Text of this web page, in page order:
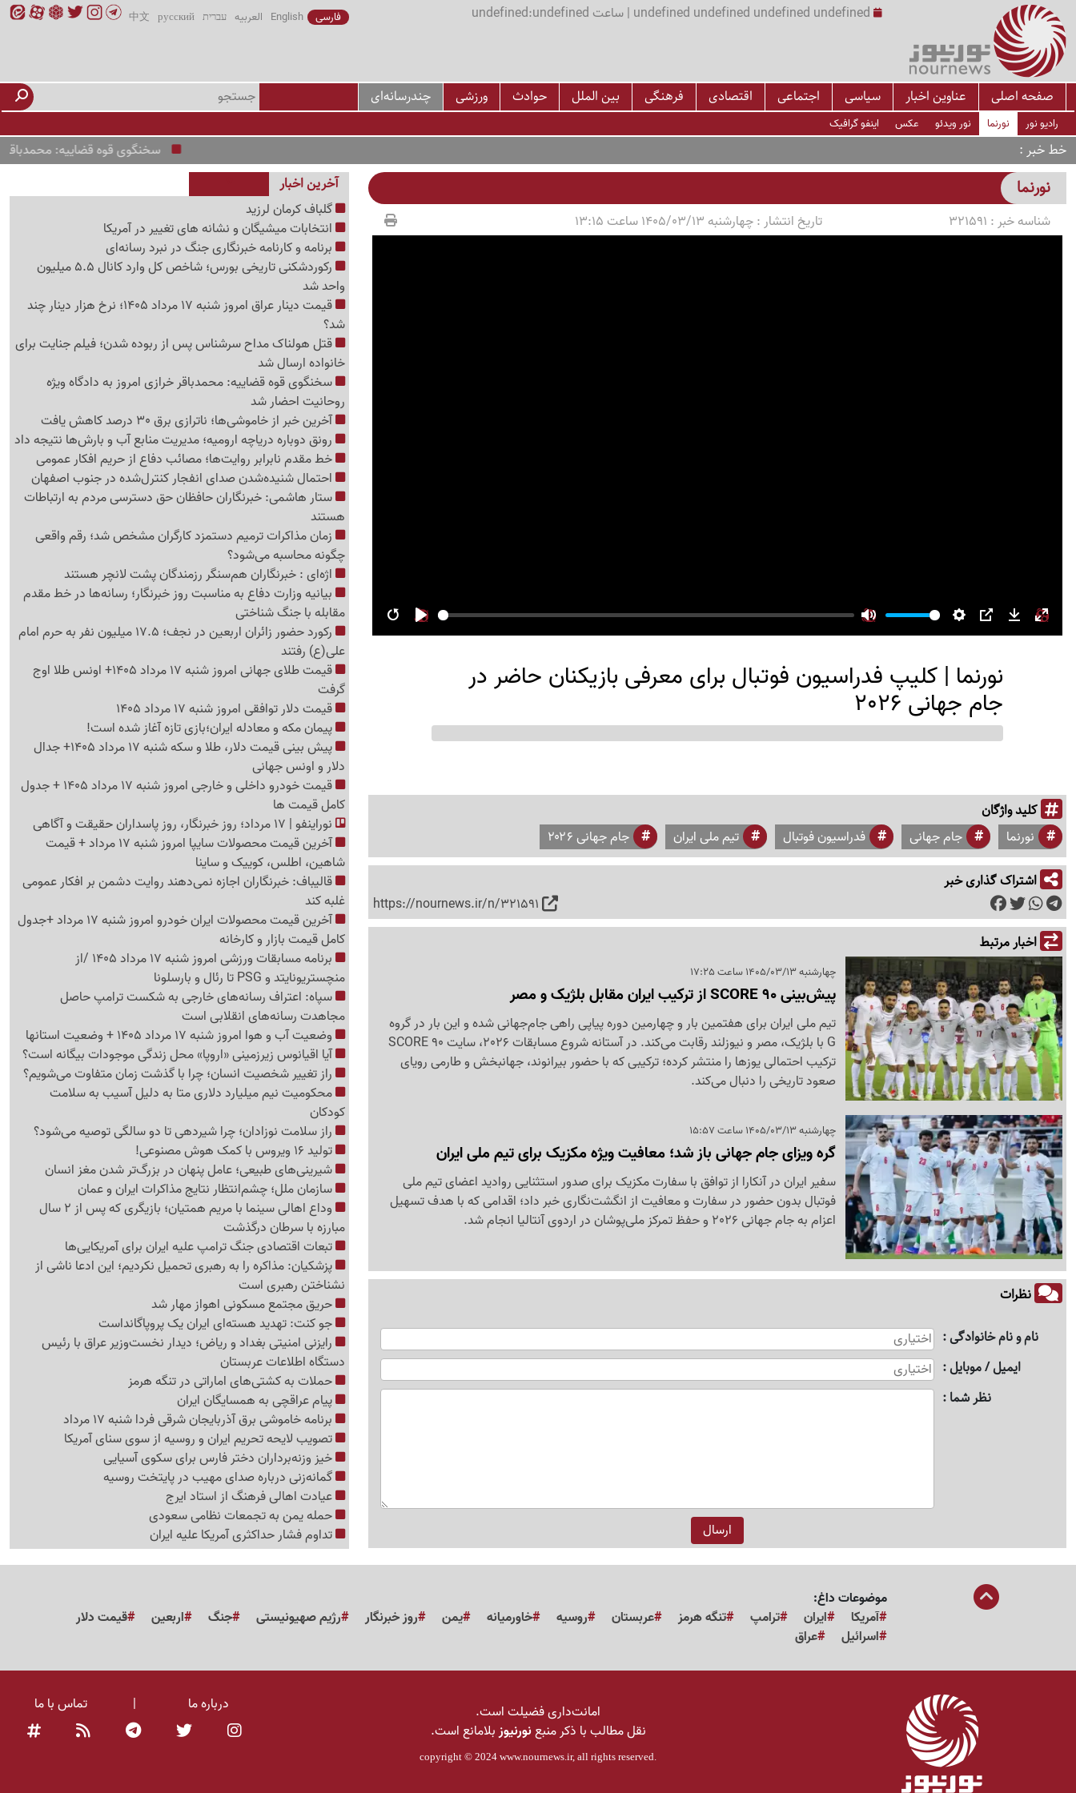
undefined undefined undefined undefined | ساعت undefined:undefined فارسی English العربیه עברית русский
中文
صفحه اصلی عناوین اخبار سیاسی اجتماعی اقتصادی فرهنگی بین الملل حوادث ورزشی چندرسانه‌ای
رادیو نور نورنما نور ویدئو عکس اینفو گرافیک
خط خبر سخنگوی قوه قضاییه: محمدباقر
نورنما
شناسه خبر : 321591 تاریخ انتشار :چهارشنبه 1405/03/13 ساعت 13:15
RestartPlay Mute Settings
PIP Download
Enter
نورنما | کلیپ فدراسیون فوتبال برای معرفی بازیکنان حاضر در
جام جهانی 2026
کلید واژگان
نورنما جام جهانی فدراسیون فوتبال تیم ملی ایران جام جهانی ۲۰۲۶
اشتراک گذاری خبر
https://nournews.ir/n/321591
اخبار مرتبط
چهارشنبه 1405/03/13 ساعت 17:25
پیش‌بینی SCORE 90 از ترکیب ایران مقابل بلژیک و مصر
تیم ملی ایران برای هفتمین بار و چهارمین دوره پیاپی راهی جام‌جهانی شده و این بار در گروه
G با بلژیک، مصر و نیوزلند رقابت می‌کند. در آستانه شروع مسابقات 2026، سایت SCORE 90
ترکیب احتمالی یوزها را منتشر کرده؛ ترکیبی که با حضور بیرانوند، جهانبخش و طارمی رویای
صعود تاریخی را دنبال می‌کند.
چهارشنبه 1405/03/13 ساعت 15:57
گره ویزای جام جهانی باز شد؛ معافیت ویژه مکزیک برای تیم ملی ایران
سفیر ایران در آنکارا از توافق با سفارت مکزیک برای صدور استثنایی روادید اعضای تیم ملی
فوتبال بدون حضور در سفارت و معافیت از انگشت‌نگاری خبر داد؛ اقدامی که با هدف تسهیل
اعزام به جام جهانی 2026 و حفظ تمرکز ملی‌پوشان در اردوی آنتالیا انجام شد.
نظرات
نام و نام خانوادگی
ایمیل / موبایل
نظر شما
آخرین اخبار
گلباف کرمان لرزید
انتخابات میشیگان و نشانه های تغییر در آمریکا
برنامه و کارنامه خبرنگاری جنگ در نبرد رسانه‌ای
رکوردشکنی تاریخی بورس؛ شاخص کل وارد کانال 5.5 میلیون
واحد شد
قیمت دینار عراق امروز شنبه 17 مرداد 1405؛ نرخ هزار دینار چند
شد؟
قتل هولناک مداح سرشناس پس از ربوده شدن؛ فیلم جنایت برای
خانواده ارسال شد
سخنگوی قوه قضاییه: محمدباقر خرازی امروز به دادگاه ویژه
روحانیت احضار شد
آخرین خبر از خاموشی‌ها؛ ناترازی برق 30 درصد کاهش یافت
رونق دوباره دریاچه ارومیه؛ مدیریت منابع آب و بارش‌ها نتیجه داد
خط مقدم نابرابر روایت‌ها؛ مصائب دفاع از حریم افکار عمومی
احتمال شنیده‌شدن صدای انفجار کنترل‌شده در جنوب اصفهان
ستار هاشمی: خبرنگاران حافظان حق دسترسی مردم به ارتباطات
هستند
زمان مذاکرات ترمیم دستمزد کارگران مشخص شد؛ رقم واقعی
چگونه محاسبه می‌شود؟
اژه‌ای : خبرنگاران هم‌سنگر رزمندگان پشت لانچر هستند
بیانیه وزارت دفاع به مناسبت روز خبرنگار؛ رسانه‌ها در خط مقدم
مقابله با جنگ شناختی
رکورد حضور زائران اربعین در نجف؛ 17.5 میلیون نفر به حرم امام
علی(ع) رفتند
قیمت طلای جهانی امروز شنبه 17 مرداد 1405+ اونس طلا اوج
گرفت
قیمت دلار توافقی امروز شنبه 17 مرداد 1405
پیمان مکه و معادله ایران؛بازی تازه آغاز شده است!
پیش ‌بینی قیمت دلار، طلا و سکه شنبه 17 مرداد 1405+ جدال
دلار و اونس جهانی
قیمت خودرو داخلی و خارجی امروز شنبه 17 مرداد 1405 + جدول
کامل قیمت ها
نوراینفو | 17 مرداد؛ روز خبرنگار، روز پاسداران حقیقت و آگاهی
آخرین قیمت محصولات سایپا امروز شنبه 17 مرداد + قیمت
شاهین، اطلس، کوییک و ساینا
قالیباف: خبرنگاران اجازه نمی‌دهند روایت دشمن بر افکار عمومی
غلبه کند
آخرین قیمت محصولات ایران خودرو امروز شنبه 17 مرداد +جدول
کامل قیمت بازار و کارخانه
برنامه مسابقات ورزشی امروز شنبه 17 مرداد 1405 /از
منچستریونایتد و PSG تا رئال و بارسلونا
سپاه: اعتراف رسانه‌های خارجی به شکست ترامپ حاصل
مجاهدت رسانه‌های انقلابی است
وضعیت آب و هوا امروز شنبه 17 مرداد 1405 + وضعیت استانها
آیا اقیانوس زیرزمینی «اروپا» محل زندگی موجودات بیگانه است؟
راز تغییر شخصیت انسان؛ چرا با گذشت زمان متفاوت می‌شویم؟
محکومیت نیم میلیارد دلاری متا به دلیل آسیب به سلامت
کودکان
راز سلامت نوزادان؛ چرا شیردهی تا دو سالگی توصیه می‌شود؟
تولید 16 ویروس با کمک هوش مصنوعی!
شیرینی‌های طبیعی؛ عامل پنهان در بزرگ‌تر شدن مغز انسان
سازمان ملل؛ چشم‌انتظار نتایج مذاکرات ایران و عمان
وداع اهالی سینما با مریم همتیان؛ بازیگری که پس از 2 سال
مبارزه با سرطان درگذشت
تبعات اقتصادی جنگ ترامپ علیه ایران برای آمریکایی‌ها
پزشکیان: مذاکره را به رهبری تحمیل نکردیم؛ این ادعا ناشی از
نشناختن رهبری است
حریق مجتمع مسکونی اهواز مهار شد
جو کنت: تهدید هسته‌ای ایران یک پروپاگانداست
رایزنی امنیتی بغداد و ریاض؛ دیدار نخست‌وزیر عراق با رئیس
دستگاه اطلاعات عربستان
حملات به کشتی‌های اماراتی در تنگه هرمز
پیام عراقچی به همسایگان ایران
برنامه خاموشی برق آذربایجان شرقی فردا شنبه 17 مرداد
تصویب لایحه تحریم ایران و روسیه از سوی سنای آمریکا
خیز وزنه‌برداران دختر فارس برای سکوی آسیایی
گمانه‌زنی درباره صدای مهیب در پایتخت روسیه
عیادت اهالی فرهنگ از استاد ایرج
حمله یمن به تجمعات نظامی سعودی
تداوم فشار حداکثری آمریکا علیه ایران
موضوعات داغ:
آمریکا
ایران ترامپ تنگه هرمز عربستان روسیه خاورمیانه یمن روز خبرنگار رژیم صهیونیستی جنگ اربعین
قیمت دلار
اسرائیل
عراق
امانت‌داری فضیلت است.
نقل مطالب با ذکر منبعنورنیوزبلامانع است.
copyright © 2024 www.nournews.ir, all rights reserved.
درباره ما | تماس با ما